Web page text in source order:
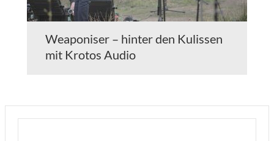
Weaponiser – hinter den Kulissen
mit Krotos Audio